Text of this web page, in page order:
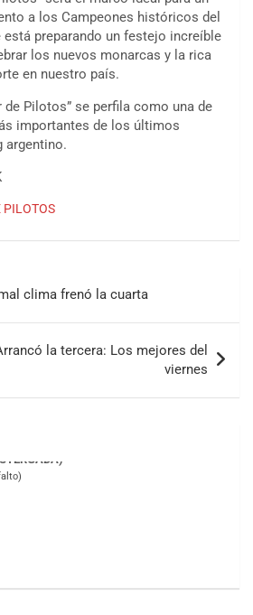
a los Campeones históricos del
está preparando un festejo increíble
los nuevos monarcas y la rica
en nuestro país.
de Pilotos” se perfila como una de
importantes de los últimos
argentino.
PILOTOS
mal clima frenó la cuarta
la tercera: Los mejores del
viernes
E-KART.COM.AR
6